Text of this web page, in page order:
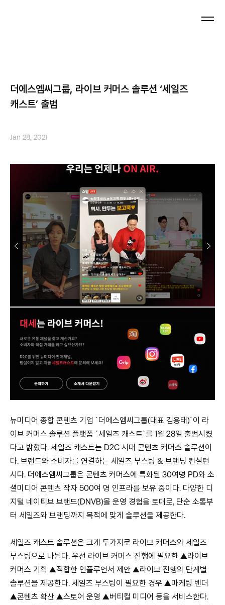
더에스엠씨그룹, 라이브 커머스 솔루션 ‘세일즈
캐스트’ 출범
Jan 28, 2021
뉴미디어 종합 콘텐츠 기업 `더에스엠씨그룹(대표 김용태)`이 라
이브 커머스 솔루션 플랫폼 `세일즈 캐스트`를 1월 28일 출범시켰
다고 밝혔다. 세일즈 캐스트는 D2C 시대 콘텐츠 커머스 솔루션이
다. 브랜드와 소비자를 연결하는 세일즈 부스팅 & 브랜딩 컨설턴
시다. 더에스엠씨그룹은 콘텐츠 커머스에 특화된 30여명 PD와 소
셜미디어 콘텐츠 작자 500여 명 인프라를 보유 중이다. 다양한 디
지털 네이티브 브랜드(DNVB)몰 운영 경험을 토대로, 단순 소통부
터 세일즈와 브랜딩까지 목적에 맞게 솔루션을 제공한다.
세일즈 캐스트 솔루션은 크게 두가지로 라이브 커머스와 세일즈
부스팅으로 나뉜다. 우선 라이브 커머스 진행에 필요한 ▲라이브
커머스 기획 ▲적합한 인플루언서 제안 ▲라이브 진행의 단계별
솔루션을 제공한다. 세일즈 부스팅이 필요한 경우 ▲마케팅 벤더
▲콘텐츠 확산 ▲스토어 운영 ▲버티컬 미디어 등을 서비스한다.